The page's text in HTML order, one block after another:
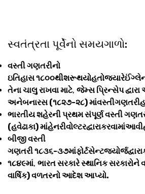
સ્વતંત્રતા પૂર્વેનો સમયગાળો:
વસ્તી ગણતરીનો
ઇતિહાસ
તેના ચાલુ રાખવા માટે, જેમ્સ પ્રિન્સેપ
અનેબનારસ (૧૮૨૭-૨૮)
ભારતીય શહેરની પ્રથમ સંપૂર્ણ વસ્તી
(હવેઢાકા)
બીજી વસ્તી
ગણતરી ૧૮૩૬-
૧૮૪૯માં, ભારત સરકારે સ્થાનિક સરકારોને
વાર્ષિક) વળતરનો આદેશ આપ્યો.